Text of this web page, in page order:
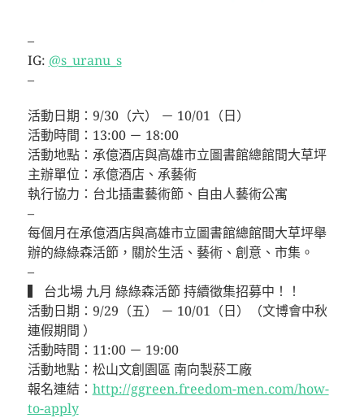
–
IG: @s_uranu_s
–
活動日期：9/30（六） － 10/01（日）
活動時間：13:00 － 18:00
活動地點：承億酒店與高雄市立圖書館總館間大草坪
主辦單位：承億酒店、承藝術
執行協力：台北插畫藝術節、自由人藝術公寓
–
每個月在承億酒店與高雄市立圖書館總館間大草坪舉
辦的綠綠森活節，關於生活、藝術、創意、市集。
–
▍ 台北場 九月 綠綠森活節 持續徵集招募中！！
活動日期：9/29（五） － 10/01（日）（文博會中秋
連假期間 ）
活動時間：11:00 － 19:00
活動地點：松山文創園區 南向製菸工廠
報名連結： http://ggreen.freedom-men.com/how-
to-apply